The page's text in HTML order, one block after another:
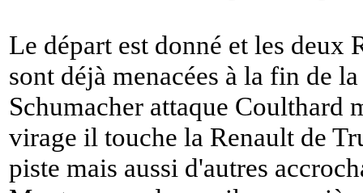
Le départ est donné et les deux
sont déjà menacées à la fin de
Schumacher attaque Coulthard
virage il touche la Renault de
piste mais aussi d'autres